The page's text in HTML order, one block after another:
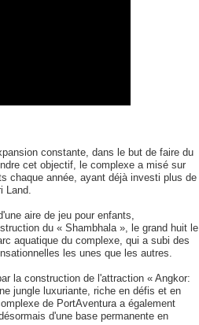
constante, dans le but de faire du
cet objectif, le complexe a misé sur
chaque année, ayant déjà investi plus de
Land.
aire de jeu pour enfants,
du « Shambhala », le grand huit le
aquatique du complexe, qui a subi des
les unes que les autres.
la construction de l'attraction « Angkor:
jungle luxuriante, riche en défis et en
de PortAventura a également
d'une base permanente en